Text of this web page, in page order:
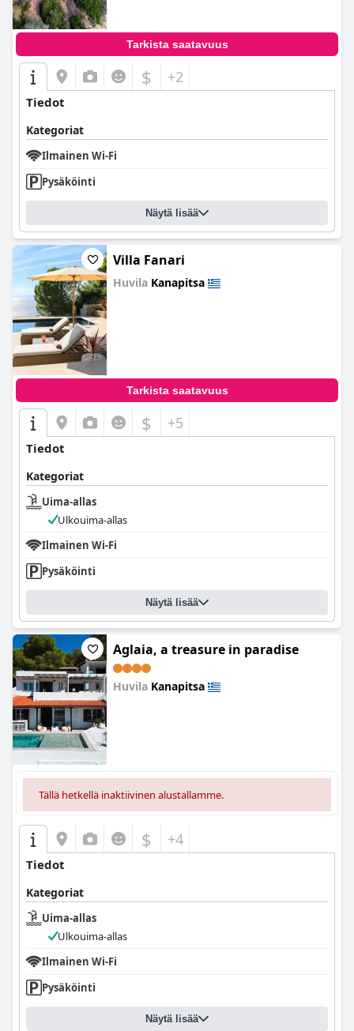
Tarkista saatavuus
$ +2
Tiedot
Kategoriat
Ilmainen Wi-Fi
Pysäköinti
Näytä lisää
Villa Fanari
Huvila Kanapitsa
Tarkista saatavuus
$ +5
Tiedot
Kategoriat
Uima-allas
Ulkouima-allas
Ilmainen Wi-Fi
Pysäköinti
Näytä lisää
Aglaia, a treasure in paradise
Huvila Kanapitsa
Tällä hetkellä inaktiivinen alustallamme.
$ +4
Tiedot
Kategoriat
Uima-allas
Ulkouima-allas
Ilmainen Wi-Fi
Pysäköinti
Näytä lisää